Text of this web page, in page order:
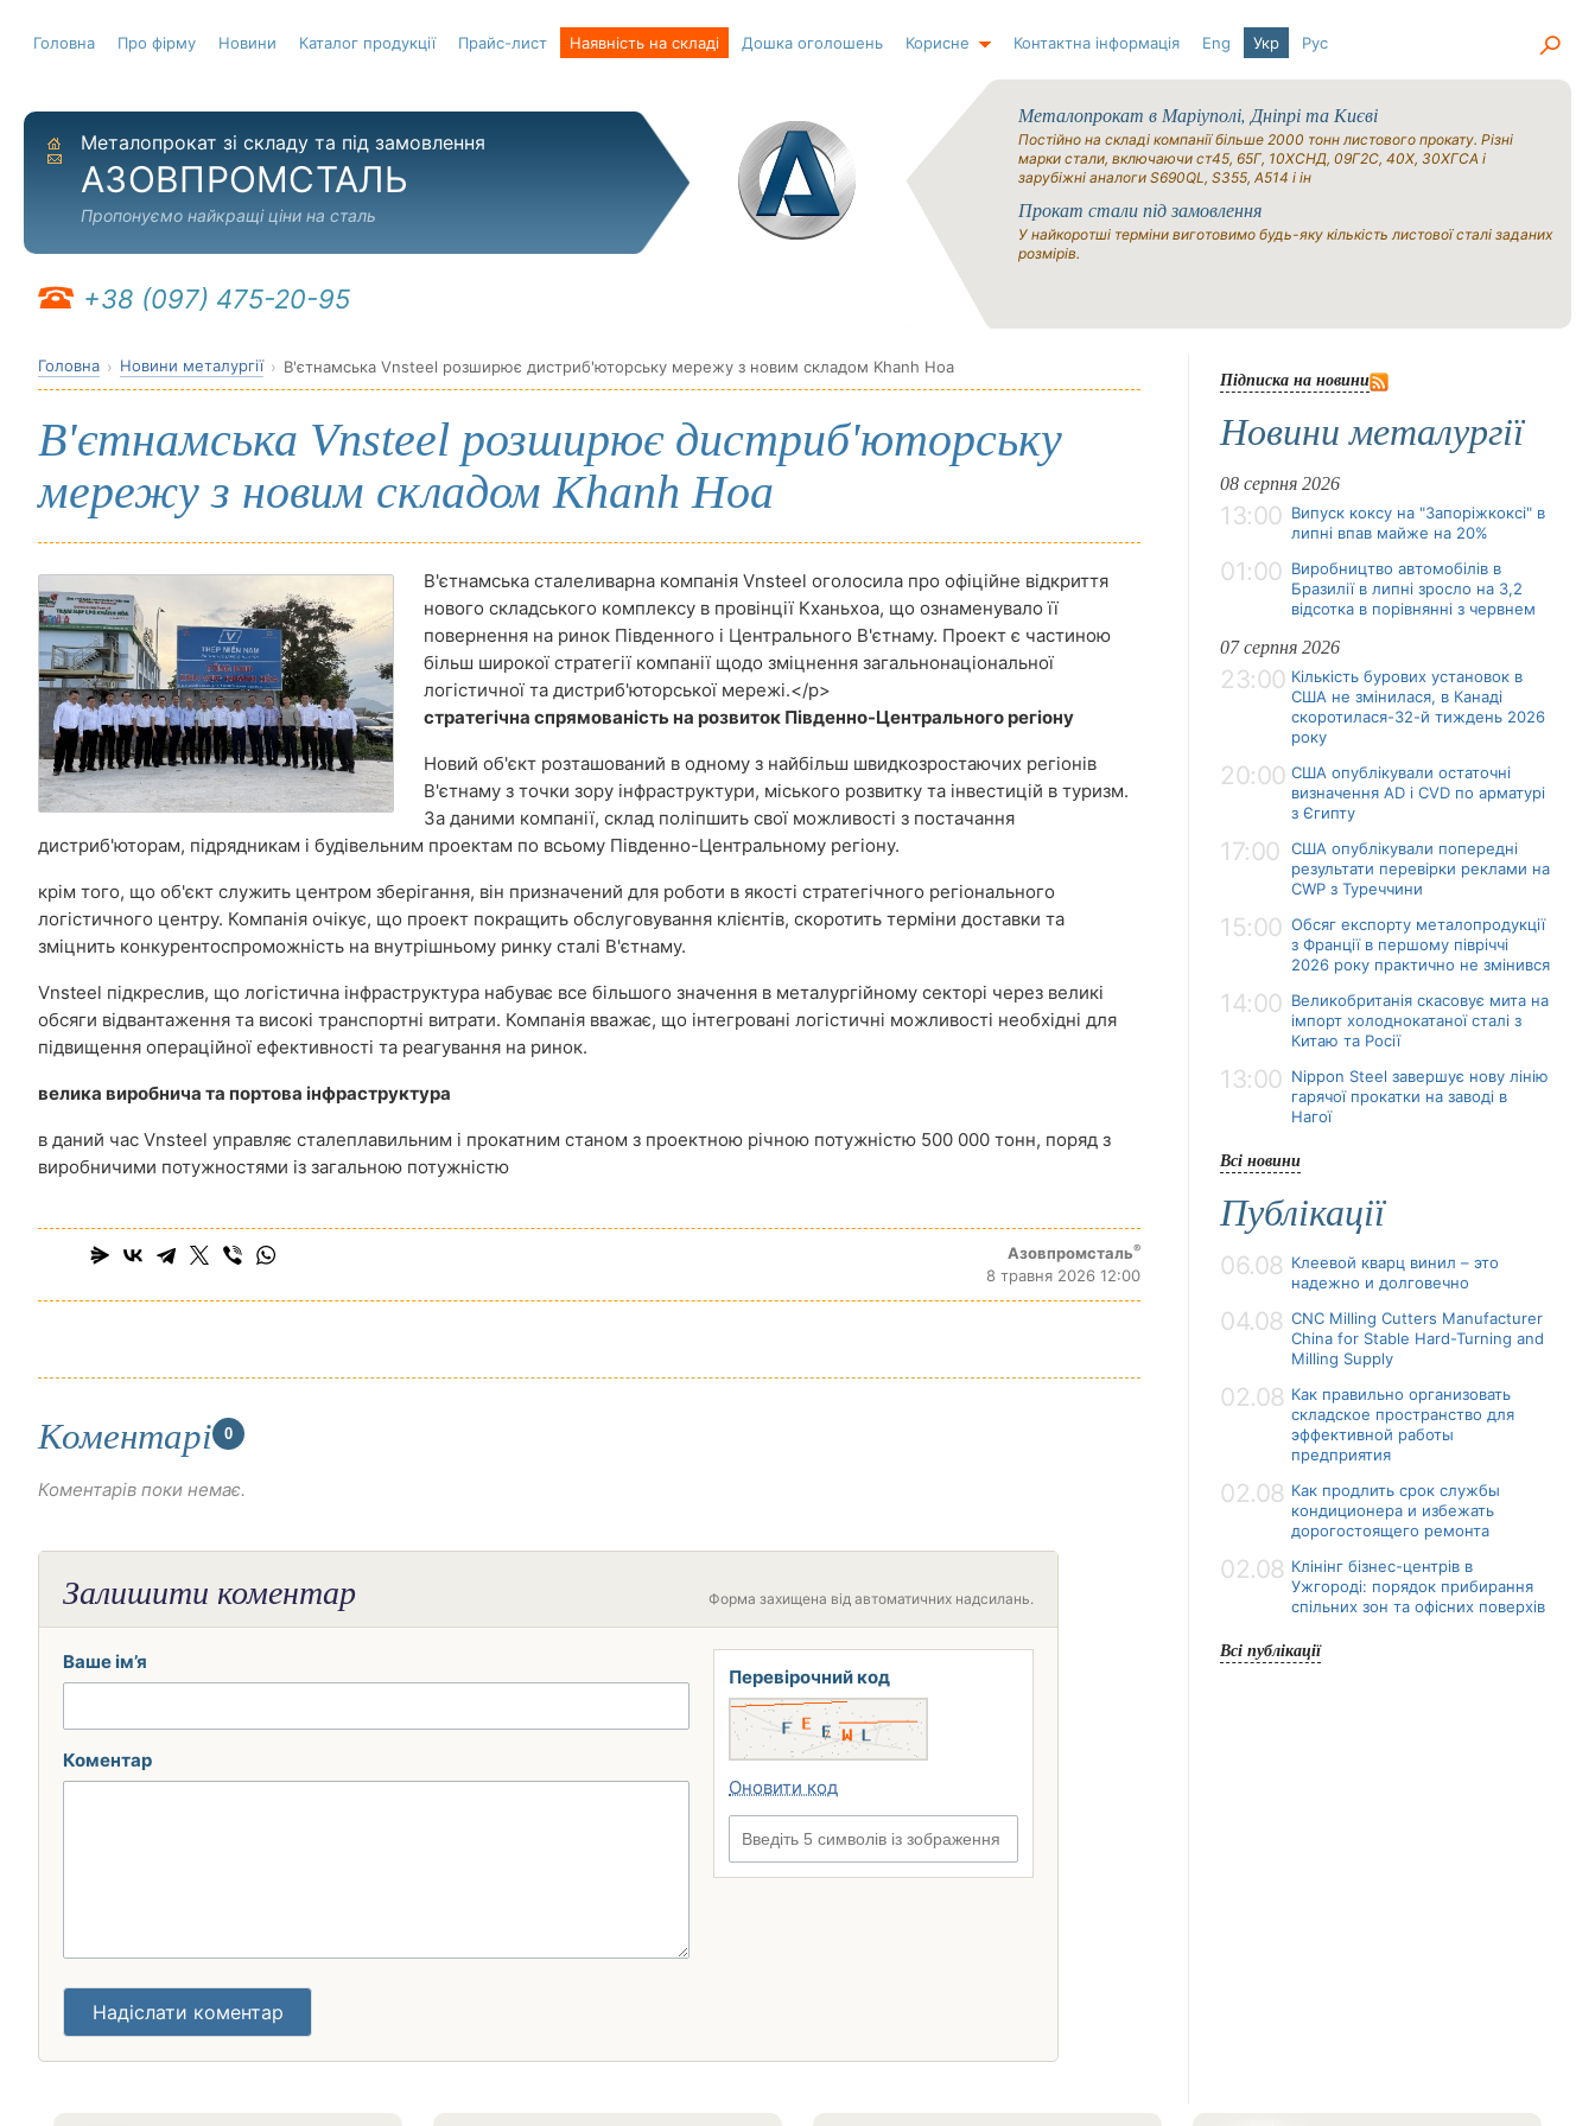
Головна Про фірму Новини Каталог продукції Прайс-лист Наявність на складі Дошка оголошень Корисне Контактна інформація Eng Укр Рус
На головну
Надіслати листа
Металопрокат зі складу та під замовлення
АЗОВПРОМСТАЛЬ
Пропонуємо найкращі ціни на сталь
+38 (097) 475-20-95
Металопрокат в Маріуполі, Дніпрі та Києві
Постійно на складі компанії більше 2000 тонн листового прокату. Різні
марки стали, включаючи ст45, 65Г, 10ХСНД, 09Г2С, 40Х, 30ХГСА і
зарубіжні аналоги S690QL, S355, A514 і ін
Прокат стали під замовлення
У найкоротші терміни виготовимо будь-яку кількість листової сталі заданих
розмірів.
Головна Новини металургії В'єтнамська Vnsteel розширює дистриб'юторську мережу з новим складом Khanh Hoa
В'єтнамська Vnsteel розширює дистриб'юторську
мережу з новим складом Khanh Hoa
В'єтнамська сталеливарна компанія Vnsteel оголосила про офіційне відкриття
нового складського комплексу в провінції Кханьхоа, що ознаменувало її
повернення на ринок Південного і Центрального В'єтнаму. Проект є частиною
більш широкої стратегії компанії щодо зміцнення загальнонаціональної
логістичної та дистриб'юторської мережі.</p>
стратегічна спрямованість на розвиток Південно-Центрального регіону
Новий об'єкт розташований в одному з найбільш швидкозростаючих регіонів
В'єтнаму з точки зору інфраструктури, міського розвитку та інвестицій в туризм.
За даними компанії, склад поліпшить свої можливості з постачання
дистриб'юторам, підрядникам і будівельним проектам по всьому Південно-Центральному регіону.
крім того, що об'єкт служить центром зберігання, він призначений для роботи в якості стратегічного регіонального
логістичного центру. Компанія очікує, що проект покращить обслуговування клієнтів, скоротить терміни доставки та
зміцнить конкурентоспроможність на внутрішньому ринку сталі В'єтнаму.
Vnsteel підкреслив, що логістична інфраструктура набуває все більшого значення в металургійному секторі через великі
обсяги відвантаження та високі транспортні витрати. Компанія вважає, що інтегровані логістичні можливості необхідні для
підвищення операційної ефективності та реагування на ринок.
велика виробнича та портова інфраструктура
в даний час Vnsteel управляє сталеплавильним і прокатним станом з проектною річною потужністю 500 000 тонн, поряд з
виробничими потужностями із загальною потужністю
Азовпромсталь®
8 травня 2026 12:00
Коментарі 0
Коментарів поки немає.
Залишити коментар Форма захищена від автоматичних надсилань.
Ваше ім’я
Коментар
Перевірочний код
Оновити код
Надіслати коментар
Підписка на новини
Новини металургії
08 серпня 2026
13:00 Випуск коксу на "Запоріжкоксі" в
липні впав майже на 20%
01:00 Виробництво автомобілів в
Бразилії в липні зросло на 3,2
відсотка в порівнянні з червнем
07 серпня 2026
23:00 Кількість бурових установок в
США не змінилася, в Канаді
скоротилася-32-й тиждень 2026
року
20:00 США опублікували остаточні
визначення AD і CVD по арматурі
з Єгипту
17:00
США опублікували попередні
результати перевірки реклами на
CWP з Туреччини
15:00 Обсяг експорту металопродукції
з Франції в першому півріччі
2026 року практично не змінився
14:00 Великобританія скасовує мита на
імпорт холоднокатаної сталі з
Китаю та Росії
13:00 Nippon Steel завершує нову лінію
гарячої прокатки на заводі в
Нагої
Всі новини
Публікації
06.08 Клеевой кварц винил – это
надежно и долговечно
04.08 CNC Milling Cutters Manufacturer
China for Stable Hard-Turning and
Milling Supply
02.08 Как правильно организовать
складское пространство для
эффективной работы
предприятия
02.08 Как продлить срок службы
кондиционера и избежать
дорогостоящего ремонта
02.08 Клінінг бізнес-центрів в
Ужгороді: порядок прибирання
спільних зон та офісних поверхів
Всі публікації